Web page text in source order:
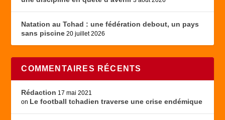
Natation au Tchad : une fédération debout, un pays
sans piscine 20 juillet 2026
COMMENTAIRES RÉCENTS
Rédaction 17 mai 2021
on Le football tchadien traverse une crise endémique